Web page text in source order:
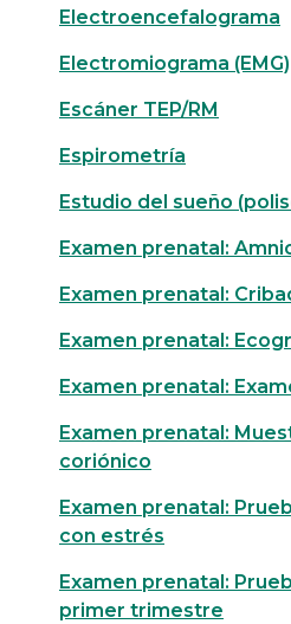
Electroencefalograma
Electromiograma (EMG)
Escáner TEP/RM
Espirometría
Estudio del sueño
Examen prenatal:
Examen prenatal:
Examen prenatal:
Examen prenatal:
Examen prenatal:
coriónico
Examen prenatal:
con estrés
Examen prenatal:
primer trimestre